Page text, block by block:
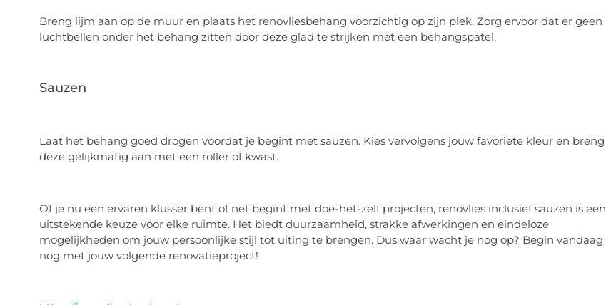
Breng lijm aan op de muur en plaats het renovliesbehang voorzichtig op zijn plek. Zorg ervoor dat er geen
luchtbellen onder het behang zitten door deze glad te strijken met een behangspatel.
Sauzen
Laat het behang goed drogen voordat je begint met sauzen. Kies vervolgens jouw favoriete kleur en breng
deze gelijkmatig aan met een roller of kwast.
Of je nu een ervaren klusser bent of net begint met doe-het-zelf projecten, renovlies inclusief sauzen is een
uitstekende keuze voor elke ruimte. Het biedt duurzaamheid, strakke afwerkingen en eindeloze
mogelijkheden om jouw persoonlijke stijl tot uiting te brengen. Dus waar wacht je nog op? Begin vandaag
nog met jouw volgende renovatieproject!